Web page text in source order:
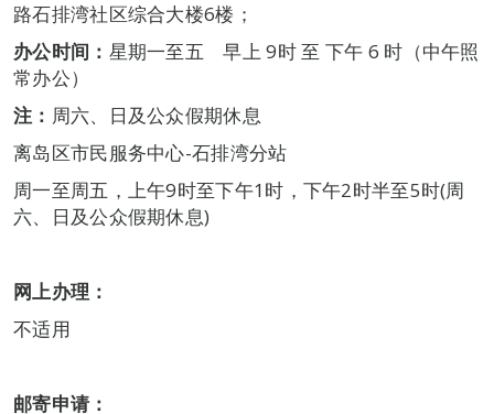
路石排湾社区综合大楼6楼；
办公时间： 星期一至五 早上 9时 至 下午 6 时（中午照
常办公）
注： 周六、日及公众假期休息
离岛区市民服务中心-石排湾分站
周一至周五，上午9时至下午1时，下午2时半至5时(周
六、日及公众假期休息)
网上办理：
不适用
邮寄申请：